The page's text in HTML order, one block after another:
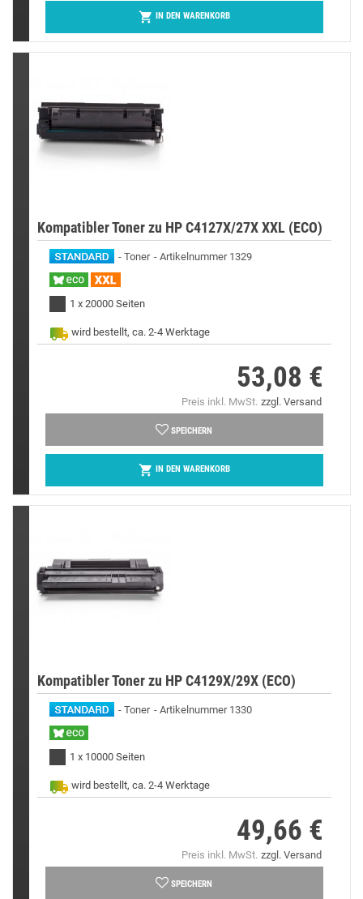
 IN DEN WARENKORB
Kompatibler Toner zu HP C4127X/27X XXL (ECO)
Toner Artikelnummer 1329
1 x 20000 Seiten
wird bestellt, ca. 2-4 Werktage
53,08 €
Preis inkl. MwSt. zzgl. Versand
SPEICHERN
 IN DEN WARENKORB
Kompatibler Toner zu HP C4129X/29X (ECO)
Toner Artikelnummer 1330
1 x 10000 Seiten
wird bestellt, ca. 2-4 Werktage
49,66 €
Preis inkl. MwSt. zzgl. Versand
SPEICHERN